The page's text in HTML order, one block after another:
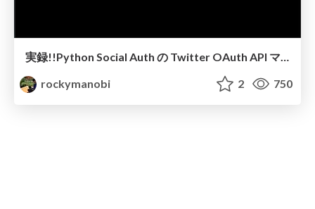
実録!!Python Social Auth の Twitter OAuth API マイグレーションプロジェクトとその教訓
rockymanobi
2 750